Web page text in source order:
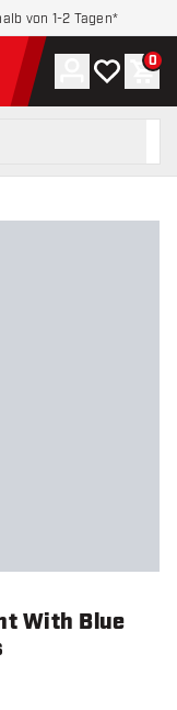
von 1-2 Tagen*
Konto
Meine 0
With Blue